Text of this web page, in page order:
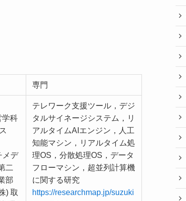
専門
学科
ス
メデ
二
部
) 取
テレワーク支援ツール，デジ
タルサイネージシステム，リ
アルタイムAIエンジン，人工
知能マシン，リアルタイム処
理OS，分散処理OS，データ
フローマシン，超並列計算機
に関する研究
https://researchmap.jp/suzuki